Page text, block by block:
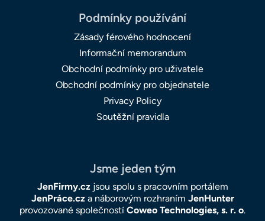
Podmínky používání
Zásady férového hodnocení
Informační memorandum
Obchodní podmínky pro uživatele
Obchodní podmínky pro objednatele
Privacy Policy
Soutěžní pravidla
Jsme jeden tým
JenFirmy.czjsou spolu s pracovním portálem
JenPráce.cza náborovým rozhraním JenHunter
provozované společností Coweo Technologies, s. r. o.